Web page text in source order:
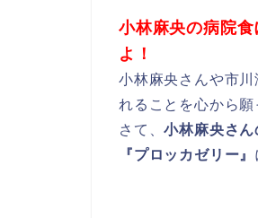
小林麻央の病院
よ！
小林麻央さんや市
れることを心から願
さて、小林麻央さ
『プロッカゼリー』